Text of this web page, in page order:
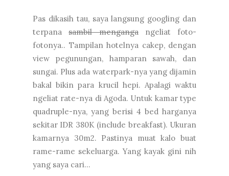
Pas dikasih tau, saya langsung googling dan
terpanasambil mengangangeliat foto-
fotonya.. Tampilan hotelnya cakep, dengan
view pegunungan, hamparan sawah, dan
sungai. Plus ada waterpark-nya yang dijamin
bakal bikin para krucil hepi. Apalagi waktu
ngeliat rate-nya di Agoda. Untuk kamar type
quadruple-nya, yang berisi 4 bed harganya
sekitar IDR 380K (include breakfast). Ukuran
kamarnya 30m2. Pastinya muat kalo buat
rame-rame sekeluarga. Yang kayak gini nih
yang saya cari...